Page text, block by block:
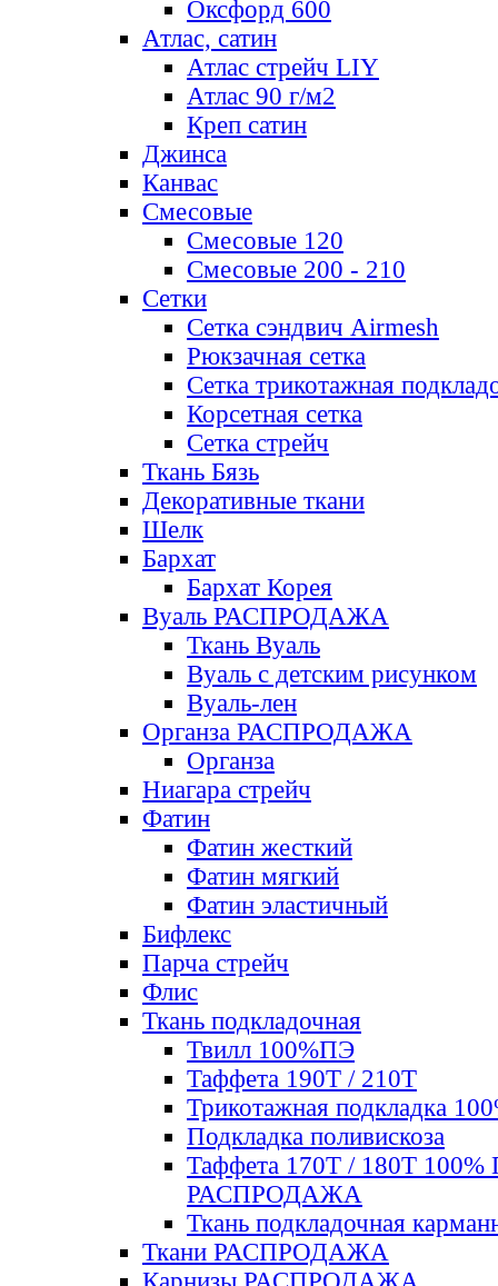
Оксфорд 600
Атлас, сатин
Атлас стрейч LIY
Атлас 90 г/м2
Креп сатин
Джинса
Канвас
Смесовые
Смесовые 120
Смесовые 200 - 210
Сетки
Сетка сэндвич Airmesh
Рюкзачная сетка
Сетка трикотажная
Корсетная сетка
Сетка стрейч
Ткань Бязь
Декоративные ткани
Шелк
Бархат
Бархат Корея
Вуаль РАСПРОДАЖА
Ткань Вуаль
Вуаль с детским рисунком
Вуаль-лен
Органза РАСПРОДАЖА
Органза
Ниагара стрейч
Фатин
Фатин жесткий
Фатин мягкий
Фатин элаcтичный
Бифлекс
Парча стрейч
Флис
Ткань подкладочная
Твилл 100%ПЭ
Таффета 190Т / 210Т
Трикотажная подкладка
Подкладка поливискоза
Таффета 170Т / 180Т 100%
РАСПРОДАЖА
Ткань подкладочная
Ткани РАСПРОДАЖА